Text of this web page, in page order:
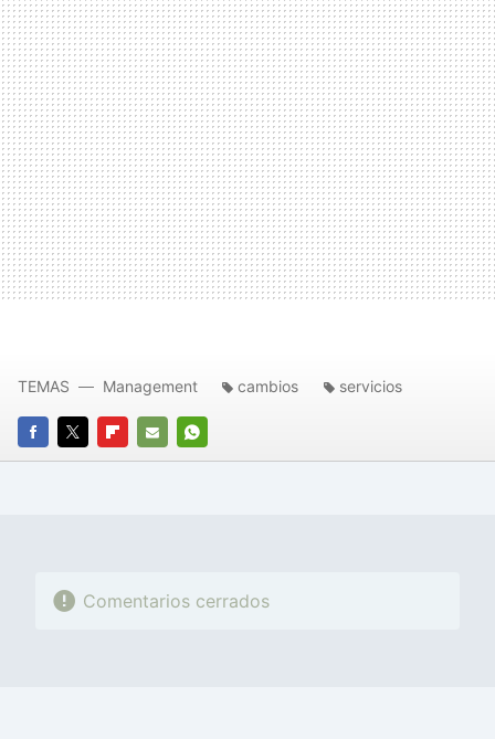
FACEBOOK
TWITTERFLIPBOARD
E-
WHATSAPP
TEMAS Management cambios servicios
Comentarios cerrados